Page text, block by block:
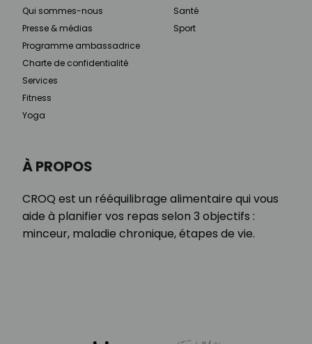
À PROPOS
CROQ est un rééquilibrage alimentaire qui vous
aide à planifier vos repas selon 3 objectifs :
minceur, maladie chronique, étapes de vie.
Qui sommes-nous
Presse & médias
Programme ambassadrice
Charte de confidentialité
Services
Fitness
Yoga
Santé
Sport